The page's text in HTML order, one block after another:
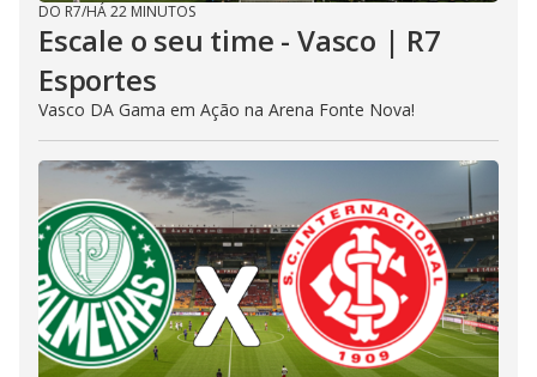
DO R7/HÁ 22 MINUTOS
Escale o seu time - Vasco | R7
Esportes
Vasco DA Gama em Ação na Arena Fonte Nova!